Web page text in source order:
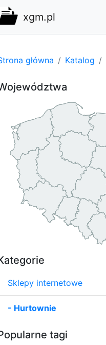
xgm.pl
główna Katalog
Sklepy internetowe
- Hurtownie
tagi